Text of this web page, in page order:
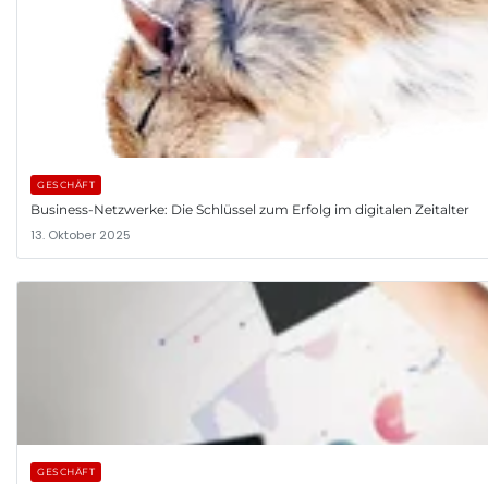
GESCHÄFT
Business-Netzwerke: Die Schlüssel zum Erfolg im digitalen Zeitalter
13. Oktober 2025
GESCHÄFT